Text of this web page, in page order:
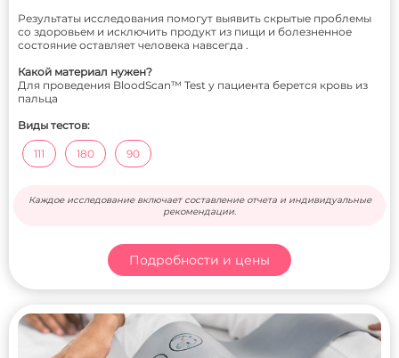
Результаты исследования помогут выявить скрытые проблемы
со здоровьем и исключить продукт из пищи и болезненное
состояние оставляет человека навсегда .
Какой материал нужен?
Для проведения BloodScan™ Test у пациента берется кровь из
пальца
Виды тестов:
111 180 90
Каждое исследование включает составление отчета и индивидуальные
рекомендации.
Подробности и цены